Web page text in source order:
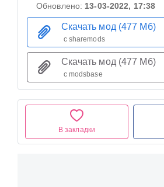
В закладки
Обновлено: 13-03-2022, 17:38
Скачать мод (477 Мб)
с sharemods
Скачать мод (477 Мб)
с modsbase